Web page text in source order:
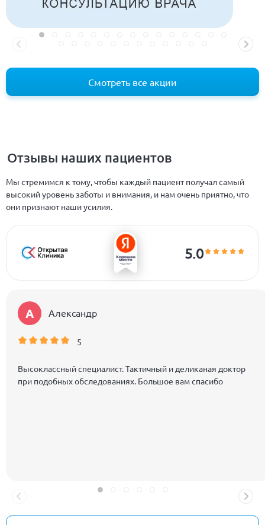
Смотреть все акции
Отзывы наших пациентов
Мы стремимся к тому, чтобы каждый пациент получал самый
высокий уровень заботы и внимания, и нам очень приятно, что
они признают наши усилия.
5.0
А Александр
5
Высоклассный специалист. Тактичный и деликаная доктор
при подобных обследованиях. Большое вам спасибо